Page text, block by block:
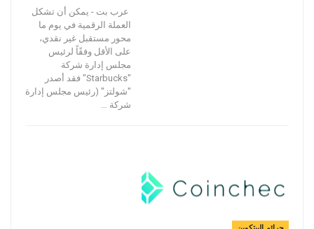
عرب بت - يمكن أن تشكل
العملة الرقمية في يوم ما
محور مستقبل غير نقدي،
على الأقل وفقًاً لرئيس
مجلس إدارة شركة
"Starbucks" فقد أصدر
"شولتز" (رئيس مجلس إدارة
شركة …